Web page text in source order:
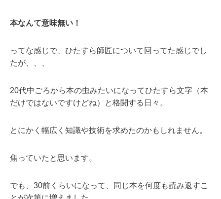
本なんて意味無い！
ってな感じで、ひたすら師匠について回ってた感じでし
たが、、、
20代中ごろから本の虫みたいになってひたすら文字（本
だけではないですけどね）と格闘する日々。
とにかく幅広く知識や技術を求めたのかもしれません。
焦っていたと思います。
でも、30前くらいになって、同じ本を何度も読み返すこ